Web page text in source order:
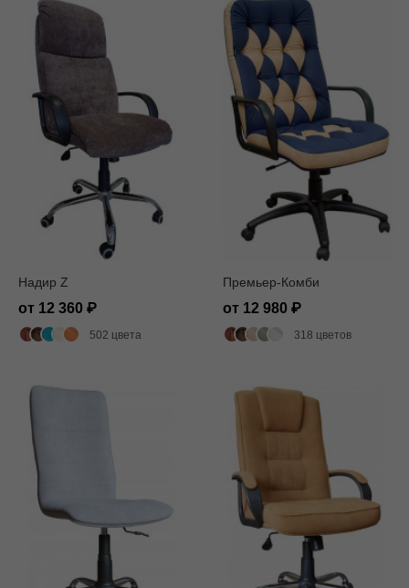
Надир Z
от 12 360
502 цвета
Премьер-Комби
от 12 980
318 цветов